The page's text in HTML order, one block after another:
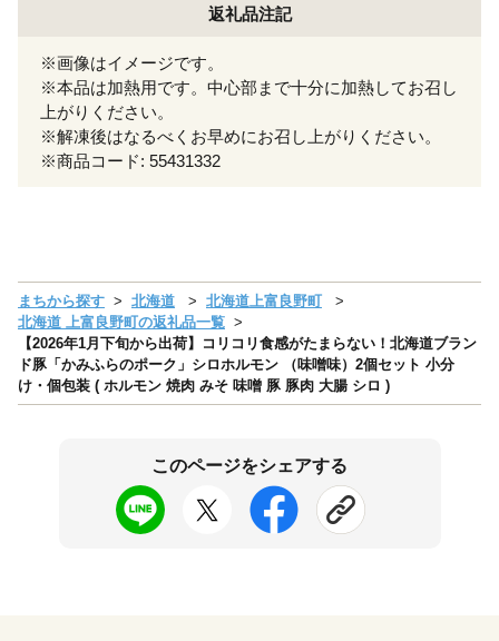
返礼品注記
※画像はイメージです。
※本品は加熱用です。中心部まで十分に加熱してお召し
上がりください。
※解凍後はなるべくお早めにお召し上がりください。
※商品コード: 55431332
まちから探す 北海道
北海道上富良野町
北海道 上富良野町の返礼品一覧
【2026年1月下旬から出荷】コリコリ食感がたまらない！北海道ブラン
ド豚「かみふらのポーク」シロホルモン （味噌味）2個セット 小分
け・個包装 ( ホルモン 焼肉 みそ 味噌 豚 豚肉 大腸 シロ )
このページをシェアする